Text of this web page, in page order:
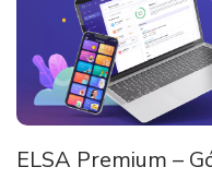
ELSA Premium –